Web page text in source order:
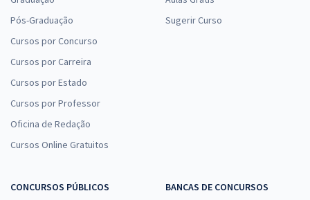
Pós-Graduação
Cursos por Concurso
Cursos por Carreira
Cursos por Estado
Cursos por Professor
Oficina de Redação
Cursos Online Gratuitos
Sugerir Curso
CONCURSOS PÚBLICOS
BANCAS DE CONCURSOS